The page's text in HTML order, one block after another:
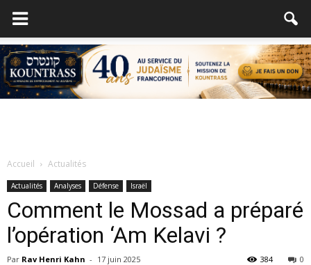
Accueil Actualités
Actualités Analyses Défense Israël
Comment le Mossad a préparé
l’opération ‘Am Kelavi ?
Par Rav Henri Kahn - 17 juin 2025 0
384